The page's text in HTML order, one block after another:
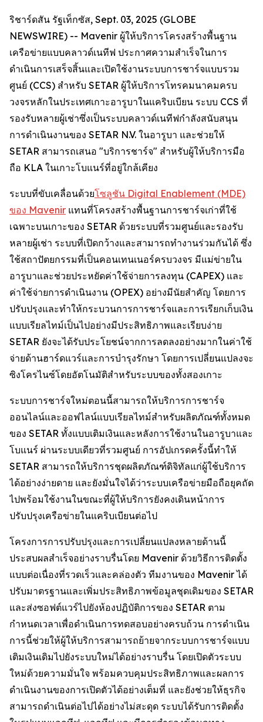
ริชาร์ดสัน รัฐเท็กซัส, Sept. 03, 2025 (GLOBE
NEWSWIRE) -- Mavenir ผู้ให้บริการโครงสร้างพื้นฐาน
เครือข่ายแบบคลาวด์เนทีฟ ประกาศความสำเร็จในการ
ดำเนินการเสร็จสิ้นและเปิดใช้งานระบบการชาร์จแบบรวม
ศูนย์ (CCS) สำหรับ SETAR ผู้ให้บริการโทรคมนาคมครบ
วงจรหลักในประเทศเกาะอารูบาในแคริบเบียน ระบบ CCS ที่
รองรับหลายผู้เช่าซึ่งเป็นระบบคลาวด์เนทีฟกำลังสนับสนุน
การดำเนินงานของ SETAR N.V. ในอารูบา และช่วยให้
SETAR สามารถเสนอ "บริการชาร์จ" สำหรับผู้ให้บริการมือ
ถือ KLA ในเกาะโบแนร์ที่อยู่ใกล้เคียง
ระบบที่ขับเคลื่อนด้วยโซลูชัน Digital Enablement (MDE)
ของ Mavenir แทนที่โครงสร้างพื้นฐานการชาร์จเก่าที่ใช้
เฉพาะบนเกาะของ SETAR ด้วยระบบที่รวมศูนย์และรองรับ
หลายผู้เช่า ระบบที่เปิดกว้างและสามารถทำงานร่วมกันได้ ซึ่ง
ใช้สถาปัตยกรรมที่เป็นคอนเทนเนอร์ครบวงจร มีแม่ข่ายใน
อารูบาและช่วยประหยัดค่าใช้จ่ายการลงทุน (CAPEX) และ
ค่าใช้จ่ายการดำเนินงาน (OPEX) อย่างมีนัยสำคัญ โดยการ
ปรับปรุงและทำให้กระบวนการการชาร์จและการเรียกเก็บเงิน
แบบเรียลไทม์เป็นไปอย่างมีประสิทธิภาพและเรียบง่าย
SETAR ยังจะได้รับประโยชน์จากการลดลงอย่างมากในค่าใช้
จ่ายด้านฮาร์ดแวร์และการบำรุงรักษา โดยการเปลี่ยนแปลงจะ
ซิงโครไนซ์โดยอัตโนมัติสำหรับระบบของทั้งสองเกาะ
ระบบการชาร์จใหม่ตอนนี้สามารถให้บริการการชาร์จ
ออนไลน์และออฟไลน์แบบเรียลไทม์สำหรับผลิตภัณฑ์ทั้งหมด
ของ SETAR ทั้งแบบเติมเงินและหลังการใช้งานในอารูบาและ
โบแนร์ ผ่านระบบเดียวที่รวมศูนย์ การอัปเกรดครั้งนี้ทำให้
SETAR สามารถให้บริการชุดผลิตภัณฑ์ดิจิทัลแก่ผู้ใช้บริการ
ได้อย่างง่ายดาย และยังมั่นใจได้ว่าระบบเครือข่ายมือถือยุคถัด
ไปพร้อมใช้งานในขณะที่ผู้ให้บริการยังคงเดินหน้าการ
ปรับปรุงเครือข่ายในแคริบเบียนต่อไป
โครงการการปรับปรุงและการเปลี่ยนแปลงหลายด้านนี้
ประสบผลสำเร็จอย่างราบรื่นโดย Mavenir ด้วยวิธีการติดตั้ง
แบบต่อเนื่องที่รวดเร็วและคล่องตัว ทีมงานของ Mavenir ได้
ปรับมาตรฐานและเพิ่มประสิทธิภาพข้อมูลชุดเดิมของ SETAR
และส่งซอฟต์แวร์ไปยังห้องปฏิบัติการของ SETAR ตาม
กำหนดเวลาเพื่อดำเนินการทดสอบอย่างครบถ้วน การดำเนิน
การนี้ช่วยให้ผู้ให้บริการสามารถย้ายจากระบบการชาร์จแบบ
เติมเงินเดิมไปยังระบบใหม่ได้อย่างราบรื่น โดยเปิดตัวระบบ
ใหม่ด้วยความมั่นใจ พร้อมควบคุมประสิทธิภาพและผลการ
ดำเนินงานของการเปิดตัวได้อย่างเต็มที่ และยังช่วยให้ธุรกิจ
สามารถดำเนินต่อไปได้อย่างไม่สะดุด ระบบได้รับการติดตั้ง